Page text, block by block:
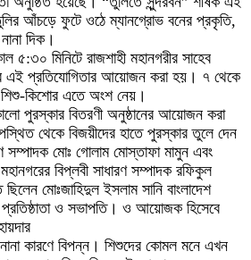
আঁচড়ে ফুটে ওঠে ম্যানগ্রোভ বনের প্রকৃতি,
দিক।
মিনিটে রাজশাহী মহানগরীর সাহেব
এই প্রতিযোগিতার আয়োজন করা হয়। ৭ থেকে
কিশোর এতে অংশ নেয়।
পুরস্কার বিতরণী অনুষ্ঠানের আয়োজন করা
থেকে বিজয়ীদের হাতে পুরস্কার তুলে দেন
সম্পাদক মোঃ গোলাম মোস্তাফা মামুন এবং
বিপ্লবী সাধারণ সম্পাদক রফিকুল
মোঃজাহিদুল ইসলাম সানি বাংলাদেশ
প্রতিষ্ঠাতা ও সভাপতি। ও আয়োজক হিসেবে
কারণে বিপন্ন। শিশুদের কোমল মনে এখন